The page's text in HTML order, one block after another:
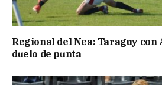
Regional del Nea: Taraguy con
duelo de punta